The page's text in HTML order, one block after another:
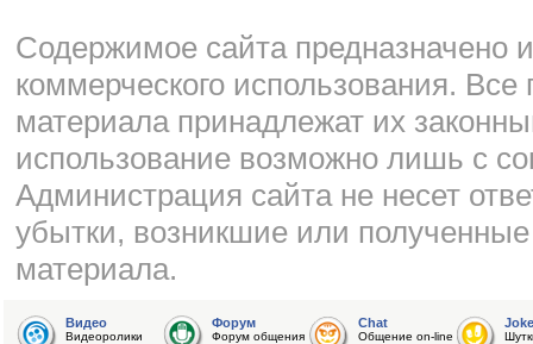
Cодержимое сайта предназначено
коммерческого использования.
материала принадлежат их
использование возможно лишь с
Администрация сайта не несет
убытки, возникшие или
материала.
Видео
Видеоролики
Форум
Форум общения
Chat
Общение on-line
Joke